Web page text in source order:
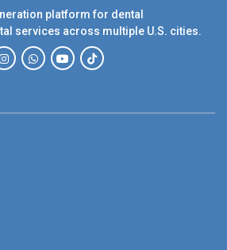
platform for dental
services across multiple U.S. cities.